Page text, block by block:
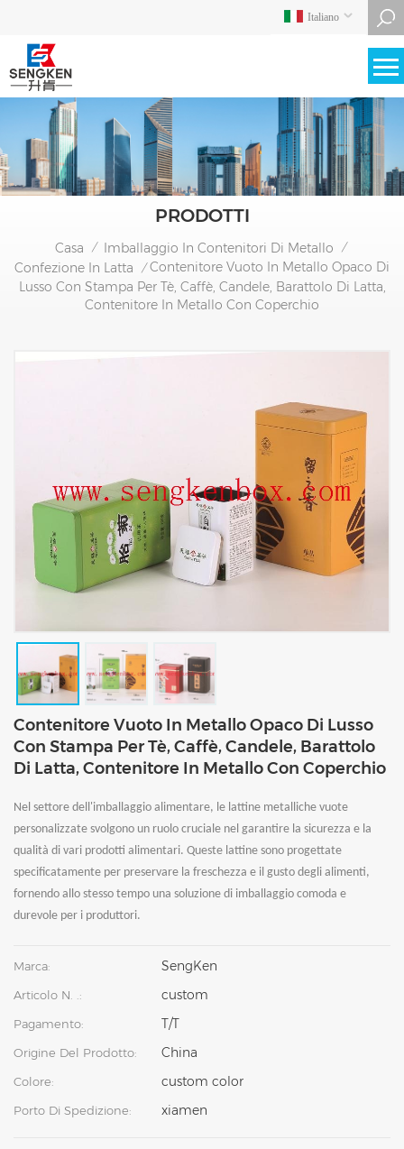
Italiano
PRODOTTI
Casa / Imballaggio In Contenitori Di Metallo /
Confezione In Latta / Contenitore Vuoto In Metallo Opaco Di
Lusso Con Stampa Per Tè, Caffè, Candele, Barattolo Di Latta,
Contenitore In Metallo Con Coperchio
Contenitore Vuoto In Metallo Opaco Di Lusso
Con Stampa Per Tè, Caffè, Candele, Barattolo
Di Latta, Contenitore In Metallo Con Coperchio
Nel settore dell'imballaggio alimentare, le lattine metalliche vuote
personalizzate svolgono un ruolo cruciale nel garantire la sicurezza e la
qualità di vari prodotti alimentari. Queste lattine sono progettate
specificatamente per preservare la freschezza e il gusto degli alimenti,
fornendo allo stesso tempo una soluzione di imballaggio comoda e
durevole per i produttori.
Marca: SengKen
Articolo N. .: custom
Pagamento: T/T
Origine Del Prodotto: China
Colore: custom color
Porto Di Spedizione: xiamen